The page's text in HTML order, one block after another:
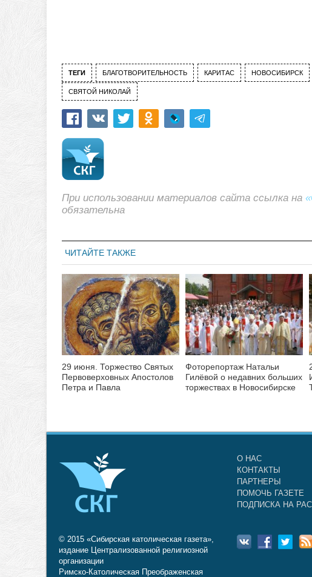
ТЕГИ БЛАГОТВОРИТЕЛЬНОСТЬ КАРИТАС НОВОСИБИРСК
СВЯТОЙ НИКОЛАЙ
При использовании материалов сайта ссылка на
обязательна
ЧИТАЙТЕ ТАКЖЕ
29 июня. Торжество Святых
Первоверховных Апостолов
Петра и Павла
Фоторепортаж Натальи
Гилёвой о недавних больших
торжествах в Новосибирске
© 2015 «Сибирская католическая газета»,
издание Централизованной религиозной
организации
Римско-Католическая Преображенская
О НАС
КОНТАКТЫ
ПАРТНЕРЫ
ПОМОЧЬ ГАЗЕТЕ
ПОДПИСКА НА